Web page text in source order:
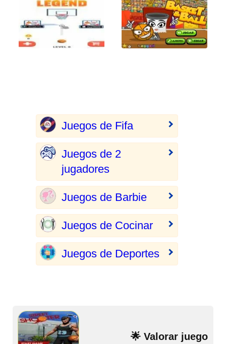
Juegos de Fifa
Juegos de 2
jugadores
Juegos de Barbie
Juegos de Cocinar
Juegos de Deportes
🌟 Valorar juego